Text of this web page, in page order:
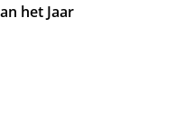
het Jaar